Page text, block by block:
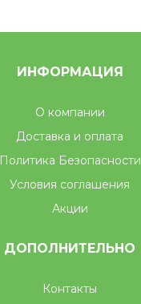
ИНФОРМАЦИЯ
О компании
Доставка и оплата
Политика Безопасности
Условия соглашения
Акции
ДОПОЛНИТЕЛЬНО
Контакты